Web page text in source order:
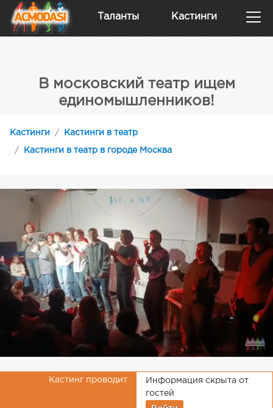
Таланты Кастинги
В московский театр ищем
единомышленников!
Кастинги Кастинги в театр
Кастинги в театр в городе Москва
Кастинг проводит
Информация скрыта от
гостей